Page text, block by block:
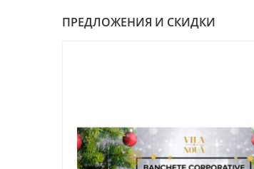
ПРЕДЛОЖЕНИЯ И СКИДКИ